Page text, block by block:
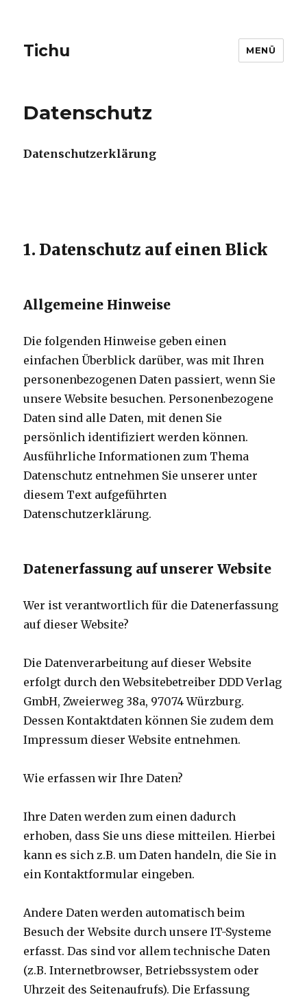
Tichu MENÜ
Datenschutz
Datenschutzerklärung
1. Datenschutz auf einen Blick
Allgemeine Hinweise
Die folgenden Hinweise geben einen
einfachen Überblick darüber, was mit Ihren
personenbezogenen Daten passiert, wenn Sie
unsere Website besuchen. Personenbezogene
Daten sind alle Daten, mit denen Sie
persönlich identifiziert werden können.
Ausführliche Informationen zum Thema
Datenschutz entnehmen Sie unserer unter
diesem Text aufgeführten
Datenschutzerklärung.
Datenerfassung auf unserer Website
Wer ist verantwortlich für die Datenerfassung
auf dieser Website?
Die Datenverarbeitung auf dieser Website
erfolgt durch den Websitebetreiber DDD Verlag
GmbH, Zweierweg 38a, 97074 Würzburg.
Dessen Kontaktdaten können Sie zudem dem
Impressum dieser Website entnehmen.
Wie erfassen wir Ihre Daten?
Ihre Daten werden zum einen dadurch
erhoben, dass Sie uns diese mitteilen. Hierbei
kann es sich z.B. um Daten handeln, die Sie in
ein Kontaktformular eingeben.
Andere Daten werden automatisch beim
Besuch der Website durch unsere IT-Systeme
erfasst. Das sind vor allem technische Daten
(z.B. Internetbrowser, Betriebssystem oder
Uhrzeit des Seitenaufrufs). Die Erfassung